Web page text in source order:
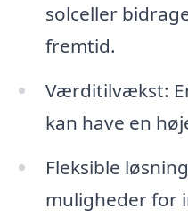
solceller
fremtid.
Værditilvækst:
kan have en
Fleksible
muligheder for